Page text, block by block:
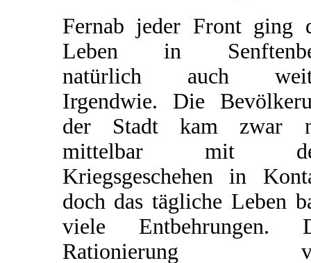
Fernab jeder Front ging
Leben in
natürlich auch
Irgendwie. Die
der Stadt kam zwar
mittelbar mit
Kriegsgeschehen in
doch das tägliche Leben
viele Entbehrungen.
Rationierung